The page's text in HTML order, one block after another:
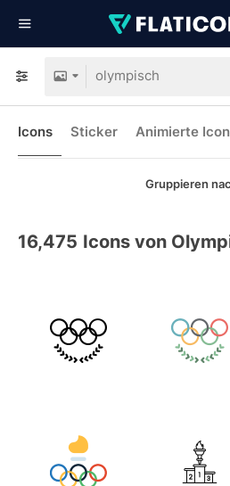
Icons Sticker Animierte
Gruppieren
16,475 Icons von